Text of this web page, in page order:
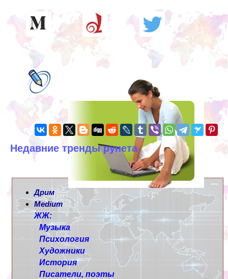
Недавние тренды рунета
Дрим
Medium
ЖЖ:
Музыка
Психология
Художники
История
Писатели, поэты